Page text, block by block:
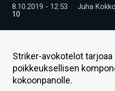
TECHBBS
KAUPPA
8.10.2019 - 12:53 Juha
10
Striker-avokotelot
poikkeuksellisen
kokoonpanolle.